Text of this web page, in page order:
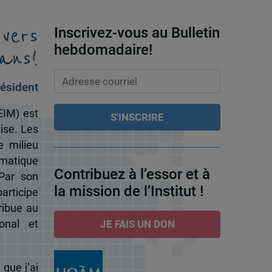
est
Les
milieu
son
au
et
j’ai
Inscrivez-vous au Bulletin
hebdomadaire!
Contribuez à l’essor et à
la mission de l’Institut !
JE FAIS UN DON